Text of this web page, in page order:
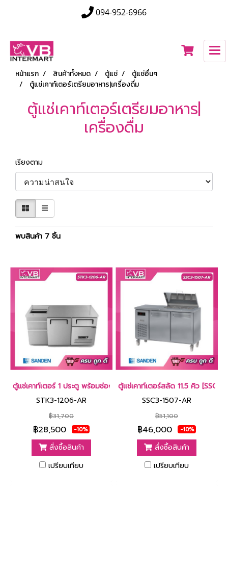
094-952-6966
หน้าแรก สินค้าทั้งหมด ตู้แช่
ตู้แช่อื่นๆ
ตู้แช่เคาท์เตอร์เตรียมอาหาร|เครื่องดื่ม
ตู้แช่เคาท์เตอร์เตรียมอาหาร|
เครื่องดื่ม
เรียงตาม
พบสินค้า 7 ชิ้น
ตู้แช่เคาท์เตอร์ 1 ประตู พร้อมช่องใส่น้ำแข็ง 3.7 คิว [STK3-1206-AR]
STK3-1206-AR
฿31,700
฿28,500 -10%
สั่งซื้อสินค้า
เปรียบเทียบ
ตู้แช่เคาท์เตอร์สลัด 11.5 คิว [SSC3-
SSC3-1507-AR
฿51,100
฿46,000 -10%
สั่งซื้อสินค้า
เปรียบเทียบ